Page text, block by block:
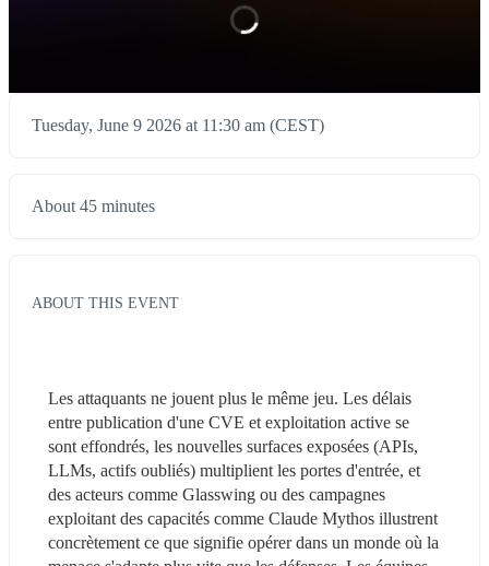
Tuesday, June 9 2026 at 11:30 am (CEST)
About 45 minutes
ABOUT THIS EVENT
Les attaquants ne jouent plus le même jeu. Les délais
entre publication d'une CVE et exploitation active se
sont effondrés, les nouvelles surfaces exposées (APIs,
LLMs, actifs oubliés) multiplient les portes d'entrée, et
des acteurs comme Glasswing ou des campagnes
exploitant des capacités comme Claude Mythos illustrent
concrètement ce que signifie opérer dans un monde où la